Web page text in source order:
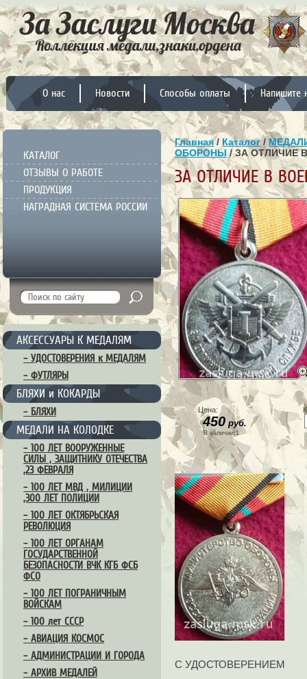
О нас Новости Способы оплаты Напишите
КАТАЛОГ
ОТЗЫВЫ О РАБОТЕ
ПРОДУКЦИЯ
НАГРАДНАЯ СИСТЕМА РОССИИ
АКСЕССУАРЫ К МЕДАЛЯМ
– УДОСТОВЕРЕНИЯ к МЕДАЛЯМ
– ФУТЛЯРЫ
БЛЯХИ и КОКАРДЫ
– БЛЯХИ
МЕДАЛИ НА КОЛОДКЕ
– 100 ЛЕТ ВООРУЖЕННЫЕ
СИЛЫ , ЗАЩИТНИКУ ОТЕЧЕСТВА
,23 ФЕВРАЛЯ
– 100 ЛЕТ МВД , МИЛИЦИИ
,300 ЛЕТ ПОЛИЦИИ
– 100 ЛЕТ ОКТЯБРЬСКАЯ
РЕВОЛЮЦИЯ
– 100 ЛЕТ ОРГАНАМ
ГОСУДАРСТВЕННОЙ
БЕЗОПАСНОСТИ ВЧК КГБ ФСБ
ФСО
– 100 ЛЕТ ПОГРАНИЧНЫМ
ВОЙСКАМ
– 100 лет СССР
– АВИАЦИЯ КОСМОС
– АДМИНИСТРАЦИИ И ГОРОДА
– АРХИВ МЕДАЛЕЙ
Главная/ Каталог/
ОБОРОНЫ / ЗА ОТЛИЧИЕ
ЗА ОТЛИЧИЕ В
Цена:
450 руб.
В наличии:1
С УДОСТОВЕРЕНИЕМ